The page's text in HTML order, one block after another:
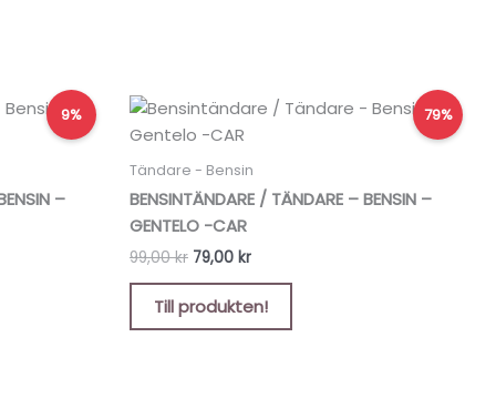
9%
–
79%
Tändare - Bensin
BENSINTÄNDARE / TÄNDARE – BENSIN –
GENTELO -CAR
99,00kr
Det
ursprungliga
priset
99,00 kr.
79,00 kr
Det
nuvarande
79,00 kr.
Till produkten!